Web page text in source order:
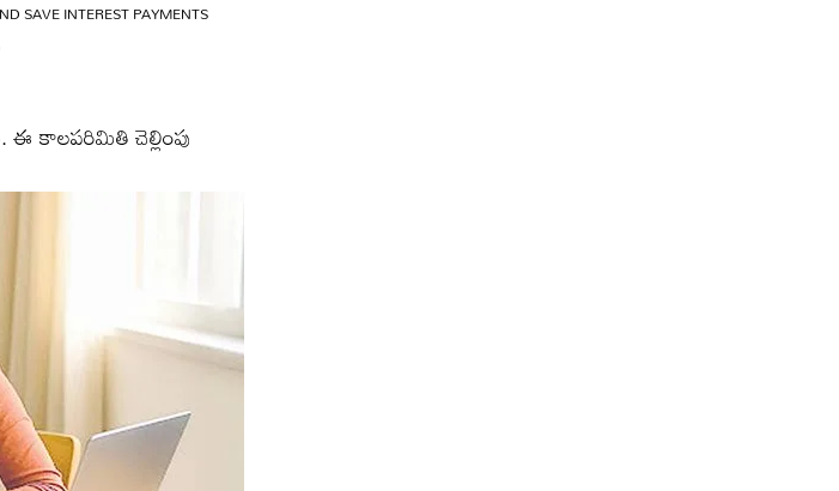
SAVE INTEREST PAYMENTS
ఈ కాలపరిమితి చెల్లింపు